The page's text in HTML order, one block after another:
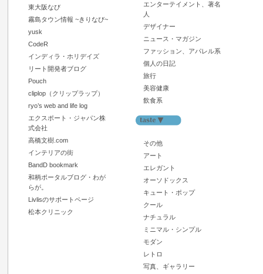
東大阪なび
霧島タウン情報 ~きりなび~
yusk
CodeR
インディラ・ホリデイズ
リート開発者ブログ
Pouch
cliplop（クリップラップ）
ryo’s web and life log
エクスポート・ジャパン株
式会社
高橋文樹.com
インテリアの街
BandD bookmark
和柄ポータルブログ・わが
らが。
Livlisのサポートページ
松本クリニック
エンターテイメント、著名
人
デザイナー
ニュース・マガジン
ファッション、アパレル系
個人の日記
旅行
美容健康
飲食系
その他
アート
エレガント
オーソドックス
キュート・ポップ
クール
ナチュラル
ミニマル・シンプル
モダン
レトロ
写真、ギャラリー